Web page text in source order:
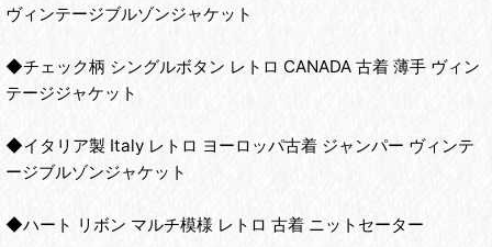
ヴィンテージブルゾンジャケット
◆チェック柄 シングルボタン レトロ CANADA 古着 薄手 ヴィン
テージジャケット
◆イタリア製 Italy レトロ ヨーロッパ古着 ジャンパー ヴィンテ
ージブルゾンジャケット
◆ハート リボン マルチ模様 レトロ 古着 ニットセーター